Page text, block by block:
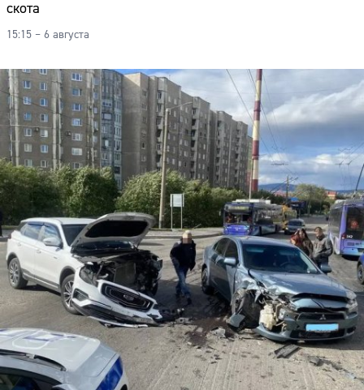
скота
15:15 – 6 августа